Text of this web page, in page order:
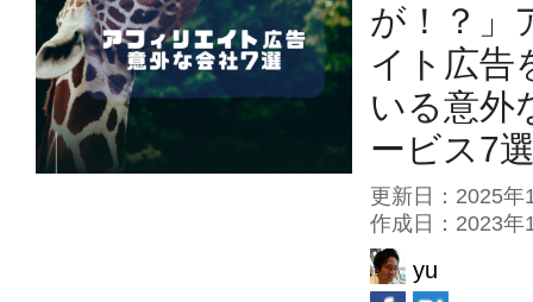
が！？」
イト広告
いる意外
ービス7
更新日：2025
作成日：2023
yu